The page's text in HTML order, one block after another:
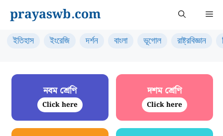
content
prayaswb.com
ইতিহাস ইংরেজি দর্শন বাংলা ভূগোল রাষ্ট্রবিজ্ঞান
নবম শ্রেণি
Click here
দশম শ্রেণি
Click here